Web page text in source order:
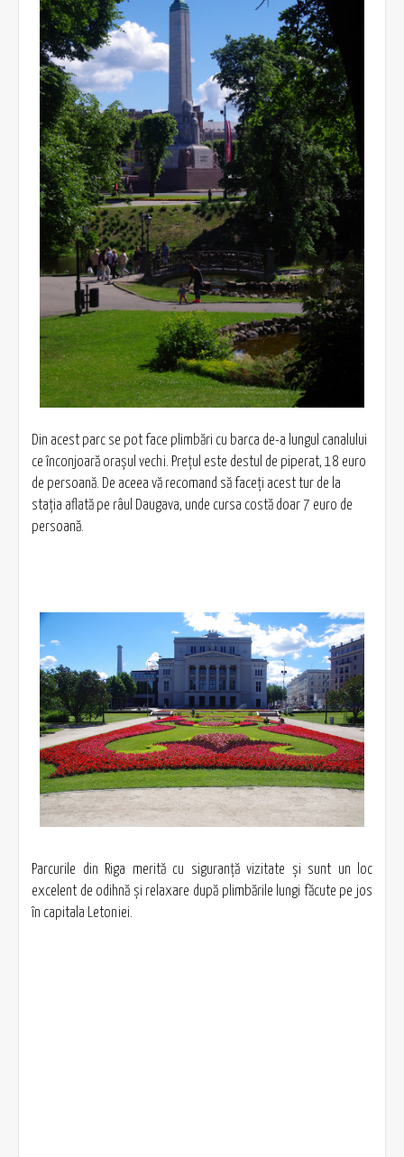
Din acest parc se pot face plimbări cu barca de-a lungul canalului
ce înconjoară oraşul vechi. Preţul este destul de piperat, 18 euro
de persoană. De aceea vă recomand să faceţi acest tur de la
staţia aflată pe râul Daugava, unde cursa costă doar 7 euro de
persoană.
Parcurile din Riga merită cu siguranţă vizitate şi sunt un loc
excelent de odihnă şi relaxare după plimbările lungi făcute pe jos
în capitala Letoniei.